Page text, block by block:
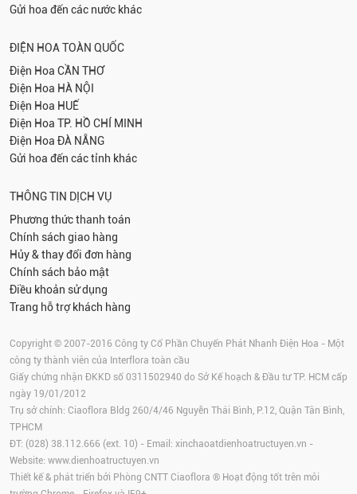
Gửi hoa đến các nước khác
ĐIỆN HOA TOÀN QUỐC
Điện Hoa CẦN THƠ
Điện Hoa HÀ NỘI
Điện Hoa HUẾ
Điện Hoa TP. HỒ CHÍ MINH
Điện Hoa ĐÀ NẴNG
Gửi hoa đến các tỉnh khác
THÔNG TIN DỊCH VỤ
Phương thức thanh toán
Chính sách giao hàng
Hủy & thay đổi đơn hàng
Chính sách bảo mật
Điều khoản sử dụng
Trang hỗ trợ khách hàng
Copyright © 2007-2016 Công ty Cổ Phần Chuyển Phát Nhanh Điện Hoa - Một
công ty thành viên của Interflora toàn cầu
Giấy chứng nhận ĐKKD số 0311502940 do Sở Kế hoạch & Đầu tư TP. HCM cấp
ngày 19/01/2012
Trụ sở chính: Ciaoflora Bldg 260/4/46 Nguyễn Thái Bình, P.12, Quận Tân Bình,
TPHCM
ĐT: (028) 38.112.666 (ext. 10) - Email: xinchaoatdienhoatructuyen.vn -
Website: www.dienhoatructuyen.vn
Thiết kế & phát triển bởi Phòng CNTT Ciaoflora ® Hoạt động tốt trên môi